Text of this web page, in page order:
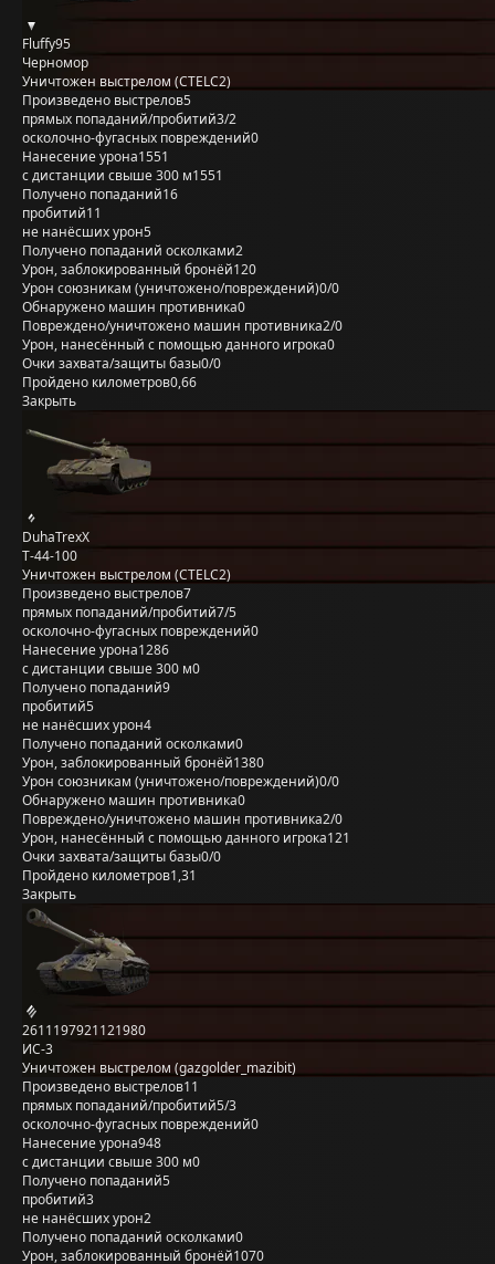
Fluffy95
Черномор
Уничтожен выстрелом (CTELC2)
Произведено выстрелов5
прямых попаданий/пробитий3/2
осколочно-фугасных повреждений0
Нанесение урона1551
с дистанции свыше 300 м1551
Получено попаданий16
пробитий11
не нанёсших урон5
Получено попаданий осколками2
Урон, заблокированный бронёй120
Урон союзникам (уничтожено/повреждений)0/0
Обнаружено машин противника0
Повреждено/уничтожено машин противника2/0
Урон, нанесённый с помощью данного игрока0
Очки захвата/защиты базы0/0
Пройдено километров0,66
Закрыть
DuhaTrexX
Т-44-100
Уничтожен выстрелом (CTELC2)
Произведено выстрелов7
прямых попаданий/пробитий7/5
осколочно-фугасных повреждений0
Нанесение урона1286
с дистанции свыше 300 м0
Получено попаданий9
пробитий5
не нанёсших урон4
Получено попаданий осколками0
Урон, заблокированный бронёй1380
Урон союзникам (уничтожено/повреждений)0/0
Обнаружено машин противника0
Повреждено/уничтожено машин противника2/0
Урон, нанесённый с помощью данного игрока121
Очки захвата/защиты базы0/0
Пройдено километров1,31
Закрыть
2611197921121980
ИС-3
Уничтожен выстрелом (gazgolder_mazibit)
Произведено выстрелов11
прямых попаданий/пробитий5/3
осколочно-фугасных повреждений0
Нанесение урона948
с дистанции свыше 300 м0
Получено попаданий5
пробитий3
не нанёсших урон2
Получено попаданий осколками0
Урон, заблокированный бронёй1070